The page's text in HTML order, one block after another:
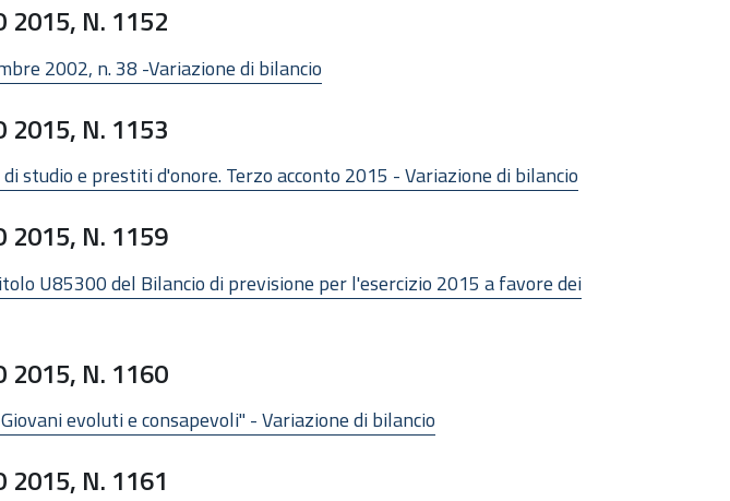
2015, N. 1152
2002, n. 38 -Variazione di bilancio
2015, N. 1153
studio e prestiti d'onore. Terzo acconto 2015 - Variazione di bilancio
2015, N. 1159
U85300 del Bilancio di previsione per l'esercizio 2015 a favore dei
2015, N. 1160
evoluti e consapevoli" - Variazione di bilancio
2015, N. 1161